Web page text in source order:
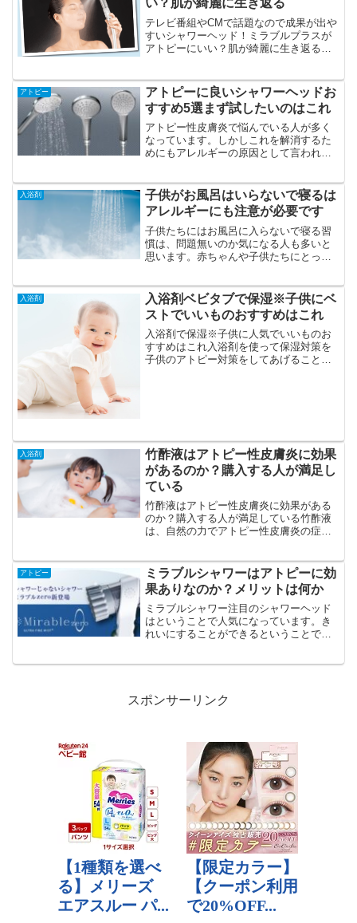
い？肌が綺麗に生き返る
テレビ番組やCMで話題なので成果が出や
すいシャワーヘッド！ミラブルプラスが
アトピーにいい？肌が綺麗に生き返る
て元気になっています。アトピー性皮膚
炎にも利用してされて...
アトピー
アトピーに良いシャワーヘッドお
すすめ5選まず試したいのはこれ
アトピー性皮膚炎で悩んでいる人が多く
なっています。しかしこれを解消するた
めにもアレルギーの原因として言われて
かゆみを解消したりするのにお風呂でゆ
っくりと入るということも必要になるの
ですが、残留塩素取り除くことも必要で
す。これをうまくシャワーヘッドで解消
することができるということで利用して
いる人が多くあります。
入浴剤
子供がお風呂はいらないで寝るは
アレルギーにも注意が必要です
子供たちにはお風呂に入らないで寝る習
慣は、問題無いのか気になる人も多いと
思います。赤ちゃんや子供たちにとって
いるかもしれませんので、注意が必要で
す。
入浴剤
入浴剤ベビタブで保湿※子供にベ
ストでいいものおすすめはこれ
入浴剤で保湿※子供に人気でいいものお
すすめはこれ入浴剤を使って保湿対策を
子供のアトピー対策をしてあげることが
入浴剤
竹酢液はアトピー性皮膚炎に効果
があるのか？購入する人が満足し
ている
竹酢液はアトピー性皮膚炎に効果がある
のか？購入する人が満足している竹酢液
は、自然の力でアトピー性皮膚炎の症状
む方や、その改善方法を探している方に
向けて、竹酢液の魅力と実...
アトピー
ミラブルシャワーはアトピーに効
果ありなのか？メリットは何か
ミラブルシャワー注目のシャワーヘッド
はということで人気になっています。き
れいにすることができるということです
ことはありません。
スポンサーリンク